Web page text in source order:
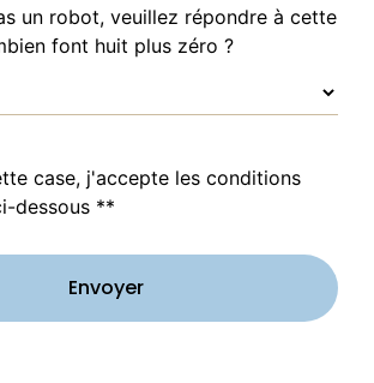
un robot, veuillez répondre à cette
font huit plus zéro ?
case, j'accepte les conditions
dessous **
Envoyer